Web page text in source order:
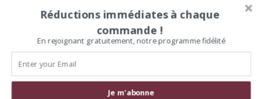
pour une cure de 21 jours soit 262,5g.
1 stick par jour : ouvrir le sachet, verser l’intégralité de la poudre dans un verre puis
À consommer à tout moment de la journée, au moment où vous êtes sûr(e) de ne pas
Résultats visibles dès 1 mois : peau plus hydratée, plus lisse.
Cure à renouveler 2 à 3 fois par an pour maintenir les bénéfices.
Réductions immédiates à chaque
commande !
En rejoignant gratuitement, notre programme fidélité
Je m'abonne